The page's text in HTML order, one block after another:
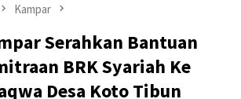
Kampar
Serahkan Bantuan
BRK Syariah Ke
Desa Koto Tibun